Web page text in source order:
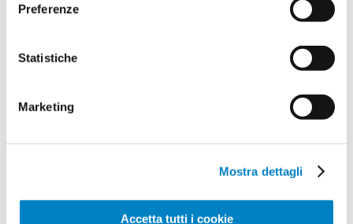
Preferenze
Statistiche
Marketing
Mostra dettagli
Accetta tutti i cookie
Luglio 2019